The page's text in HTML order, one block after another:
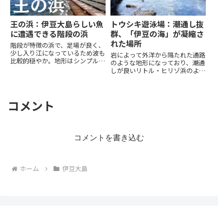
王の浜：伊豆大島らしい魚
に遭遇できる階段の浜
階段が特徴の浜で、足場が良く、
少し入り江になっているため波も
比較的穏やか。地形はシンプルな
視体制や商店はないので自己責任
になるが、比較的安全にシュノー
トウシキ遊泳場：潮通し抜
群、「伊豆の海」が凝縮さ
れた場所
岩によって外洋から隔たれた通路
のような地形になっており、潮通
しが良いリトル・ヒリゾ浜のよう
コメント
コメントを書き込む
ホーム 伊豆大島